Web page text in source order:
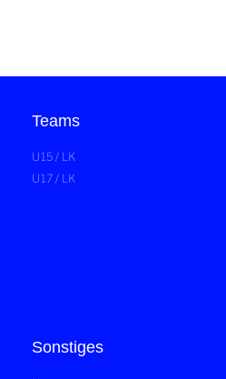
Teams
U15 / LK
U17 / LK
Sonstiges